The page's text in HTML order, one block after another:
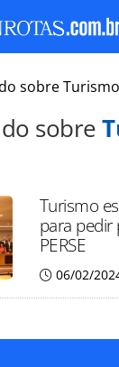
sobre
sobre
Turismo
para
PERSE
06/02/